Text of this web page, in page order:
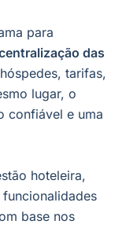
para
das
tarifas,
lugar, o
confiável e uma
hoteleira,
base nos